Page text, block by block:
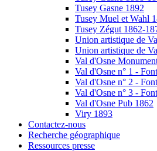
Tusey Gasne 1892
Tusey Muel et Wahl
Tusey Zégut 1862-
Union artistique de
Union artistique de
Val d'Osne
Val d'Osne n° 1 -
Val d'Osne n° 2 -
Val d'Osne n° 3 -
Val d'Osne Pub 1862
Viry 1893
Contactez-nous
Recherche géographique
Ressources presse